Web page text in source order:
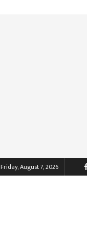
Friday, August 7, 2026